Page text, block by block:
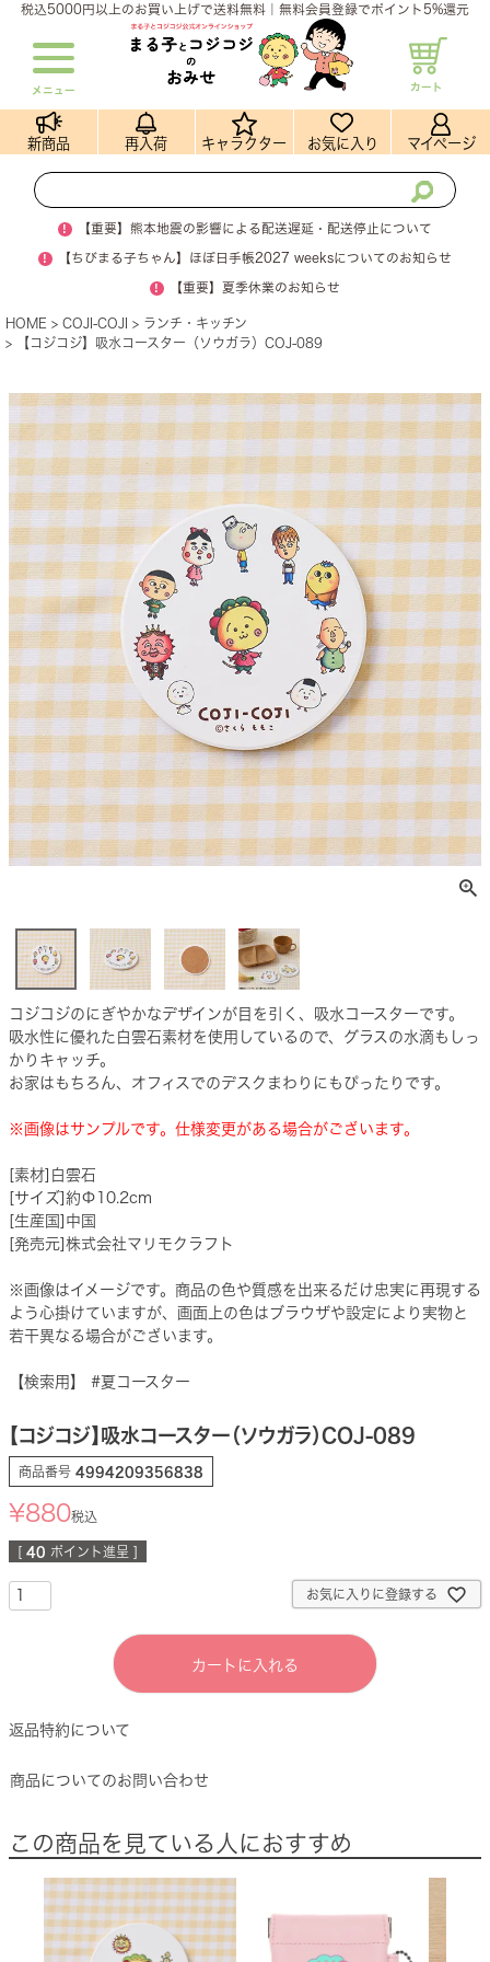
税込5000円以上のお買い上げで送料無料｜無料会員登録でポイント5%還元
メニュー カート
新商品 再入荷 キャラクター お気に入り マイページ
! 【重要】熊本地震の影響による配送遅延・配送停止について
! 【ちびまる子ちゃん】ほぼ日手帳2027 weeksについてのお知らせ
! 【重要】夏季休業のお知らせ
HOME COJI-COJI
ランチ・キッチン
【コジコジ】吸水コースター（ソウガラ）COJ-089
コジコジのにぎやかなデザインが目を引く、吸水コースターです。
吸水性に優れた白雲石素材を使用しているので、グラスの水滴もしっ
かりキャッチ。
お家はもちろん、オフィスでのデスクまわりにもぴったりです。
※画像はサンプルです。仕様変更がある場合がございます。
[素材]白雲石
[サイズ]約Φ10.2cm
[生産国]中国
[発売元]株式会社マリモクラフト
※画像はイメージです。商品の色や質感を出来るだけ忠実に再現する
よう心掛けていますが、画面上の色はブラウザや設定により実物と
若干異なる場合がございます。
【検索用】 #夏コースター
【コジコジ】吸水コースター（ソウガラ）COJ-089
商品番号 4994209356838
¥880税込
40 ポイント進呈 ]
お気に入りに登録する
カートに入れる
返品特約について
商品についてのお問い合わせ
この商品を見ている人におすすめ